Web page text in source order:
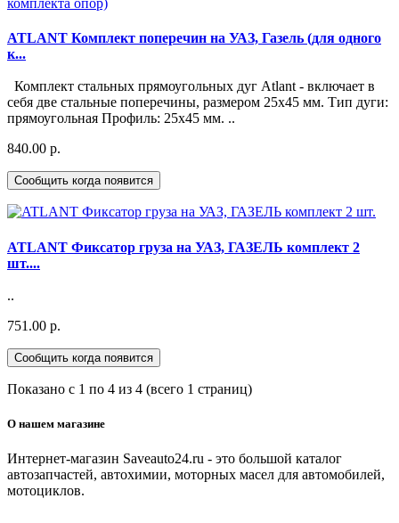
ATLANT Комплект поперечин на УАЗ, Газель (для одного
к...
Комплект стальных прямоугольных дуг Atlant - включает в
себя две стальные поперечины, размером 25х45 мм. Тип дуги:
прямоугольная Профиль: 25x45 мм. ..
840.00 р.
Сообщить когда появится
ATLANT Фиксатор груза на УАЗ, ГАЗЕЛЬ комплект 2
шт....
..
751.00 р.
Сообщить когда появится
Показано с 1 по 4 из 4 (всего 1 страниц)
О нашем магазине
Интернет-магазин Saveauto24.ru - это большой каталог
автозапчастей, автохимии, моторных масел для автомобилей,
мотоциклов.